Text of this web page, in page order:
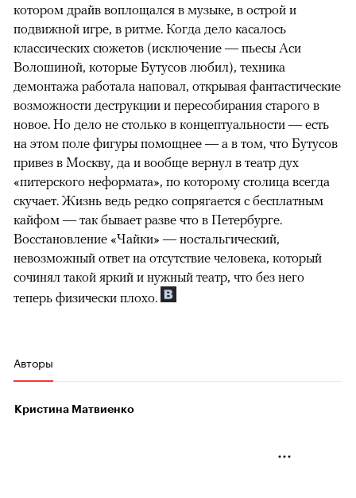
котором драйв воплощался в музыке, в острой и
подвижной игре, в ритме. Когда дело касалось
классических сюжетов (исключение — пьесы Аси
Волошиной, которые Бутусов любил), техника
демонтажа работала наповал, открывая фантастические
возможности деструкции и пересобирания старого в
новое. Но дело не столько в концептуальности — есть
на этом поле фигуры помощнее — а в том, что Бутусов
привез в Москву, да и вообще вернул в театр дух
«питерского неформата», по которому столица всегда
скучает. Жизнь ведь редко сопрягается с бесплатным
кайфом — так бывает разве что в Петербурге.
Восстановление «Чайки» — ностальгический,
невозможный ответ на отсутствие человека, который
сочинял такой яркий и нужный театр, что без него
теперь физически плохо.
Авторы
Кристина Матвиенко